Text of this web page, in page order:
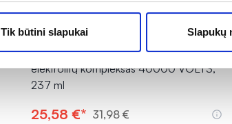
Tik būtini slapukai Slapukų
TRACE MINERALS maisto papildas
elektrolitų kompleksas 40000 VOLTS,
237 ml
25,58 €* 31,98 €